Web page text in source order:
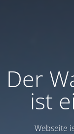
Der
ist
Webseite